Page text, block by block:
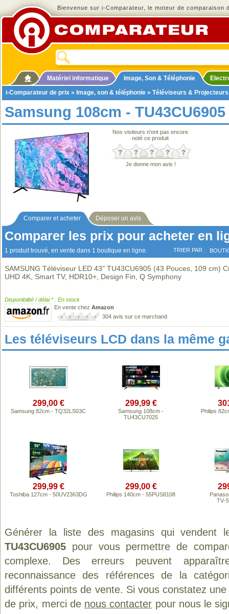
Bienvenue sur i-Comparateur, le moteur de comparaison
Matériel informatique Image, Son & Téléphonie
i-Comparateur de prix » Image, son & téléphonie » Téléviseurs & Projecteurs
Samsung 108cm - TU43CU6905
Nos visiteurs n'ont pas encore
noté ce produit
Je donne mon avis !
Comparer et acheter Déposer un avis
Comparer les prix pour acheter en
1 produit trouvé, en vente dans 1 boutique en ligne. TRIER PAR :
SAMSUNG Téléviseur LED 43" TU43CU6905 (43 Pouces, 109 cm)
UHD 4K, Smart TV, HDR10+, Design Fin, Q Symphony
Disponibilité / délai * : En stock
En vente chez Amazon
304 avis sur ce marchand
Les téléviseurs LCD dans la même
299,00 €
Samsung 82cm - TQ32LS03C
299,99 €
Samsung 108cm -
TU43CU7025
Philips
299,99 €
Toshiba 127cm - 50UV2363DG
299,00 €
Philips 140cm - 55PUS8108
Générer la liste des magasins qui vendent
TU43CU6905 pour vous permettre de
complexe. Des erreurs peuvent
reconnaissance des références de la
différents points de vente. Si vous constatez
de prix, merci de nous contacter pour nous le